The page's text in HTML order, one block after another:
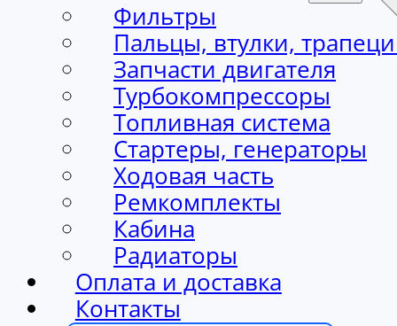
Фильтры
Пальцы, втулки,
Запчасти двигателя
Турбокомпрессоры
Топливная система
Стартеры, генераторы
Ходовая часть
Ремкомплекты
Кабина
Радиаторы
Оплата и доставка
Контакты